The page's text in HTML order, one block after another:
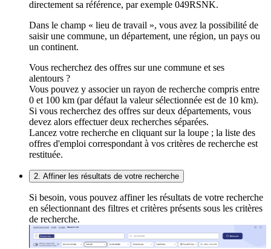
directement sa référence, par exemple 049RSNK.
Dans le champ « lieu de travail », vous avez la possibilité de
saisir une commune, un département, une région, un pays ou
un continent.
Vous recherchez des offres sur une commune et ses
alentours ?
Vous pouvez y associer un rayon de recherche compris entre
0 et 100 km (par défaut la valeur sélectionnée est de 10 km).
Si vous recherchez des offres sur deux départements, vous
devez alors effectuer deux recherches séparées.
Lancez votre recherche en cliquant sur la loupe ; la liste des
offres d'emploi correspondant à vos critères de recherche est
restituée.
2. Affiner les résultats de votre recherche
Si besoin, vous pouvez affiner les résultats de votre recherche
en sélectionnant des filtres et critères présents sous les critères
de recherche.